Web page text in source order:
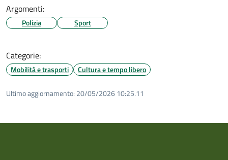
Argomenti:
Polizia Sport
Categorie:
Mobilità e trasporti Cultura e tempo libero
Ultimo aggiornamento: 20/05/2026 10:25.11